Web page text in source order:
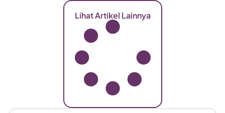
Lihat Artikel Lainnya